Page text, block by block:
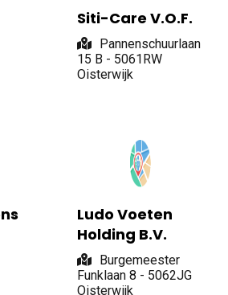
Siti-Care V.O.F.
Pannenschuurlaan
15 B - 5061RW
Oisterwijk
Ludo Voeten
Holding B.V.
Burgemeester
Funklaan 8 - 5062JG
Oisterwijk